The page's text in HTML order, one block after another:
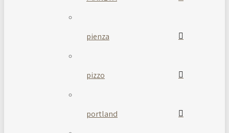
pienza
pizzo
portland